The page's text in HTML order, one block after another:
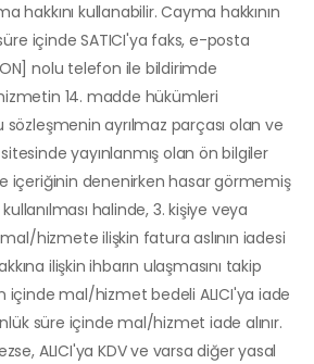
hakkını kullanabilir. Cayma hakkının
içinde SATICI'ya faks, e-posta
nolu telefon ile bildirimde
14. madde hükümleri
ayrılmaz parçası olan ve
yayınlanmış olan ön bilgiler
içeriğinin denenirken hasar görmemiş
kullanılması halinde, 3. kişiye veya
hizmete ilişkin fatura aslının iadesi
ilişkin ihbarın ulaşmasını takip
içinde mal/hizmet bedeli ALICI'ya iade
süre içinde mal/hizmet iade alınır.
ALICI'ya KDV ve varsa diğer yasal